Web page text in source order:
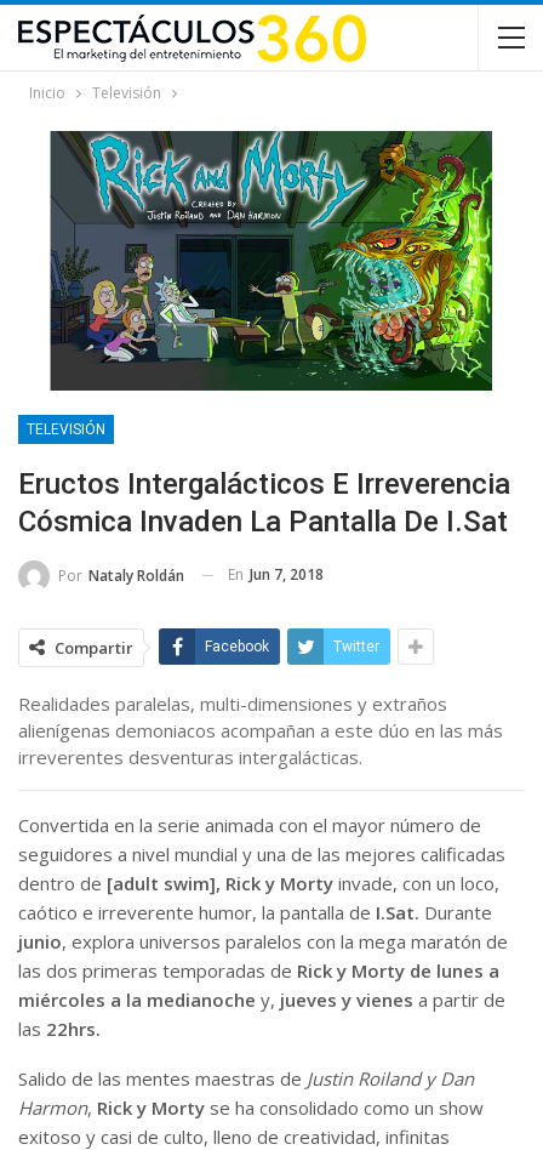
Inicio Televisión
TELEVISIÓN
Eructos Intergalácticos E Irreverencia
Cósmica Invaden La Pantalla De I.Sat
Por Nataly Roldán En Jun 7, 2018
Compartir Facebook Twitter
Realidades paralelas, multi-dimensiones y extraños
alienígenas demoniacos acompañan a este dúo en las más
irreverentes desventuras intergalácticas.
Convertida en la serie animada con el mayor número de
seguidores a nivel mundial y una de las mejores calificadas
dentro de [adult swim], Rick y Morty invade, con un loco,
caótico e irreverente humor, la pantalla de I.Sat. Durante
junio, explora universos paralelos con la mega maratón de
las dos primeras temporadas de Rick y Morty de lunes a
miércoles a la medianoche y, jueves y vienes a partir de
las 22hrs.
Salido de las mentes maestras de Justin Roiland y Dan
Harmon, Rick y Morty se ha consolidado como un show
exitoso y casi de culto, lleno de creatividad, infinitas